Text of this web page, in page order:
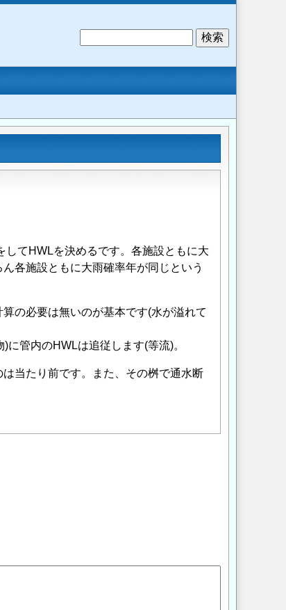
てHWLを決めるです。各施設ともに大
各施設ともに大雨確率年が同じという
の必要は無いのが基本です(水が溢れて
管内のHWLは追従します(等流)。
当たり前です。また、その桝で通水断